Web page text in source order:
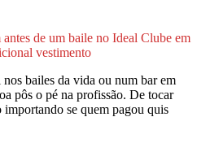
de um baile no Ideal Clube em
vestimento
bailes da vida ou num bar em
pôs o pé na profissão. De tocar
se quem pagou quis